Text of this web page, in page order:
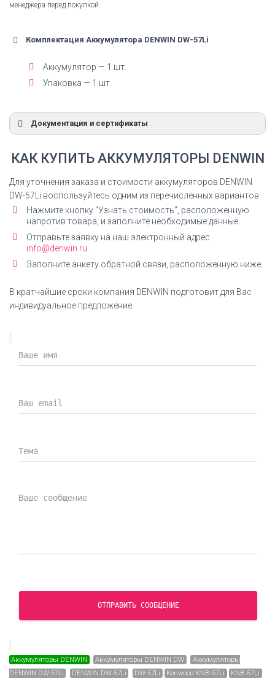
менеджера перед покупкой.
Комплектация Аккумулятора DENWIN DW-57Li
Аккумулятор — 1 шт.
Упаковка — 1 шт.
Документация и сертификаты
ДЕНВИН
СКАЧАТЬ ДЕКЛАРАЦИЮ
Декларация Li-Ion аккумуляторы
Декларация соответствия на Ni-Mh аккумуляторы
Сертификат ГОСТ Р ИСО 9001-2015 (ISO 9001-2015)
КАК КУПИТЬ АККУМУЛЯТОРЫ DENWIN
Для уточнения заказа и стоимости аккумуляторов DENWIN
DW-57Li воспользуйтесь одним из перечисленных вариантов:
Нажмите кнопку “Узнать стоимость”, расположенную
напротив товара, и заполните необходимые данные.
Отправьте заявку на наш электронный адрес
info@denwin.ru.
Заполните анкету обратной связи, расположенную ниже.
В кратчайшие сроки компания DENWIN подготовит для Вас
индивидуальное предложение.
ОТПРАВИТЬ СООБЩЕНИЕ
Аккумуляторы DENWIN Аккумуляторы DENWIN DW
Аккумуляторы
DENWIN DW-57Li
DENWIN DW-57Li DW-57Li Kenwood KNB-57Li KNB-57Li